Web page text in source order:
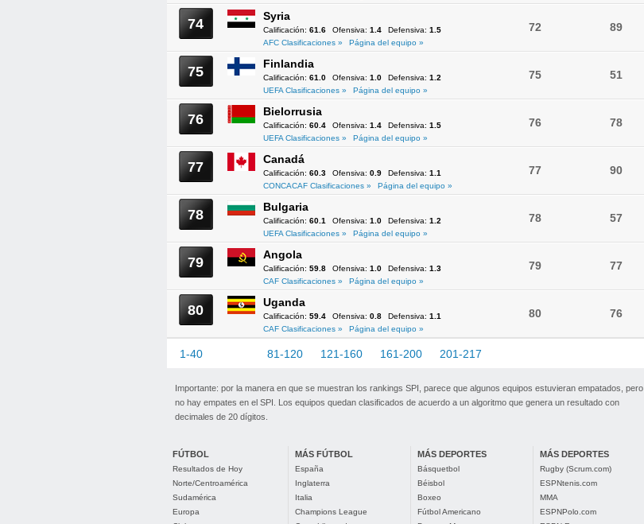
74 Syria
Calificación: 61.6 Ofensiva: 1.4 Defensiva: 1.5
AFC Clasificaciones »
Página del equipo »
72 89
75 Finlandia
Calificación: 61.0 Ofensiva: 1.0 Defensiva: 1.2
UEFA Clasificaciones »
Página del equipo »
75 51
76 Bielorrusia
Calificación: 60.4 Ofensiva: 1.4 Defensiva: 1.5
UEFA Clasificaciones »
Página del equipo »
76 78
77 Canadá
Calificación: 60.3 Ofensiva: 0.9 Defensiva: 1.1
CONCACAF Clasificaciones »
Página del equipo »
77 90
78 Bulgaria
Calificación: 60.1 Ofensiva: 1.0 Defensiva: 1.2
UEFA Clasificaciones »
Página del equipo »
78 57
79 Angola
Calificación: 59.8 Ofensiva: 1.0 Defensiva: 1.3
CAF Clasificaciones »
Página del equipo »
79 77
80 Uganda
Calificación: 59.4 Ofensiva: 0.8 Defensiva: 1.1
CAF Clasificaciones »
Página del equipo »
80 76
1-40 81-120 121-160 161-200 201-217
Importante: por la manera en que se muestran los rankings SPI, parece que algunos equipos estuvieran empatados, pero
no hay empates en el SPI. Los equipos quedan clasificados de acuerdo a un algoritmo que genera un resultado con
decimales de 20 dígitos.
FÚTBOL
Resultados de Hoy
Norte/Centroamérica
Sudamérica
Europa
MÁS FÚTBOL
España
Inglaterra
Italia
Champions League
MÁS DEPORTES
Básquetbol
Béisbol
Boxeo
Fútbol Americano
MÁS DEPORTES
Rugby (Scrum.com)
ESPNtenis.com
MMA
ESPNPolo.com